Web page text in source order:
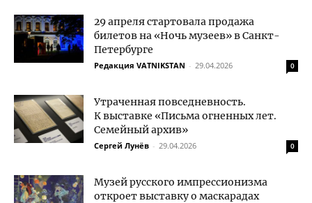
29 апреля стартовала продажа
билетов на «Ночь музеев» в Санкт-
Петербурге
Редакция VATNIKSTAN - 29.04.2026 0
Утраченная повседневность.
К выставке «Письма огненных лет.
Семейный архив»
Сергей Лунёв - 29.04.2026 0
Музей русского импрессионизма
откроет выставку о маскарадах